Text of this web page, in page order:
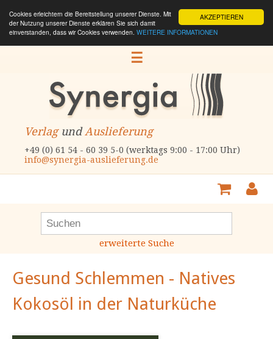
AKZEPTIEREN
Cookies erleichtern die Bereitstellung unserer Dienste. Mit
der Nutzung unserer Dienste erklären Sie sich damit
einverstanden, dass wir Cookies verwenden. WEITERE INFORMATIONEN
☰
VerlagundAuslieferung
+49 (0) 61 54 - 60 39 5-0 (werktags 9:00 - 17:00 Uhr)
info@synergia-auslieferung.de
erweiterte Suche
Gesund Schlemmen - Natives
Kokosöl in der Naturküche